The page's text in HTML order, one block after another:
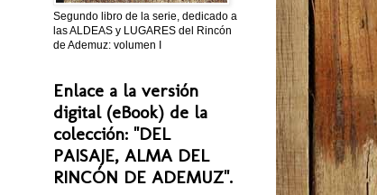
Segundo libro de la serie, dedicado a
las ALDEAS y LUGARES del Rincón
de Ademuz: volumen I
Enlace a la versión
digital (eBook) de la
colección: "DEL
PAISAJE, ALMA DEL
RINCÓN DE ADEMUZ".